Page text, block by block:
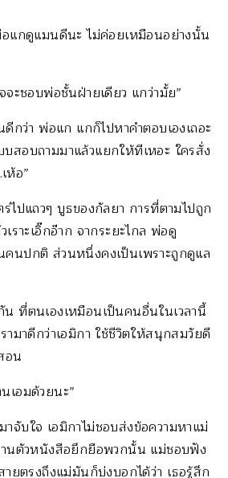
อแกดูแมนดีนะ ไม่ค่อยเหมือนอย่างนั้น
จะชอบพ่อชั้นฝ่ายเดียว แกว่ามั้ย”
ดีกว่า พ่อแก แกก็ไปหาคำตอบเองเถอะ
สอบถามมาแล้วแยกให้ทีเหอะ ใครสั่ง
ห้อ”
ไปแถวๆ บูธของกัลยา การที่ตามไปถูก
เราะเอิ๊กอ๊าก จากระยะไกล พ่อดู
นปกติ ส่วนหนึ่งคงเป็นเพราะถูกดูแล
ที่ตนเองเหมือนเป็นคนอื่นในเวลานี้
ามาดีกว่าเอมิกา ใช้ชีวิตให้สนุกสมวัยดี
อน
เอมด้วยนะ”
จับใจ เอมิกาไม่ชอบส่งข้อความหาแม่
านตัวหนังสือยึกยือพวกนั้น แม่ชอบฟัง
ายตรงถึงแม่มันก็บ่งบอกได้ว่า เธอรู้สึก